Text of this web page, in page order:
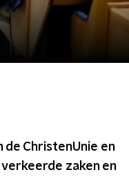
ChristenUnie en
zaken en